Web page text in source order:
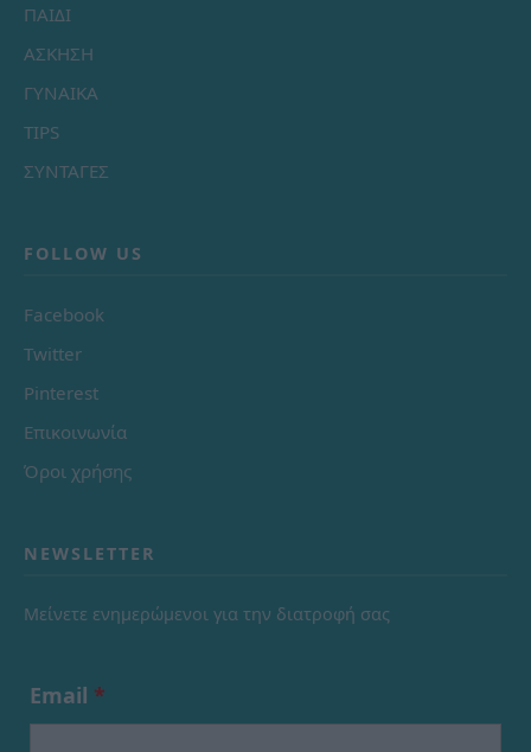
ΠΑΙΔΙ
ΑΣΚΗΣΗ
ΓΥΝΑΙΚΑ
TIPS
ΣΥΝΤΑΓΕΣ
FOLLOW US
Facebook
Twitter
Pinterest
Επικοινωνία
Όροι χρήσης
NEWSLETTER
Μείνετε ενημερώμενοι για την διατροφή σας
Email *